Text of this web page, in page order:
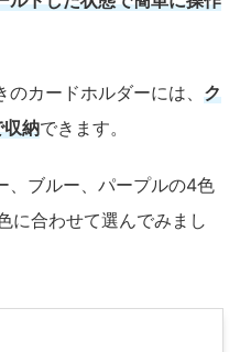
カードホルダーには、 ク
納できます。
、ブルー、パープルの4色
に合わせて選んでみまし